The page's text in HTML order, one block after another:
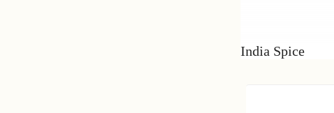
India Spice